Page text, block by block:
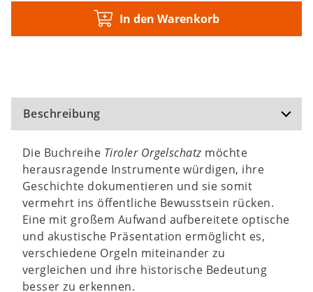
In den Warenkorb
Beschreibung
Die Buchreihe Tiroler Orgelschatz möchte
herausragende Instrumente würdigen, ihre
Geschichte dokumentieren und sie somit
vermehrt ins öffentliche Bewusstsein rücken.
Eine mit großem Aufwand aufbereitete optische
und akustische Präsentation ermöglicht es,
verschiedene Orgeln miteinander zu
vergleichen und ihre historische Bedeutung
besser zu erkennen.